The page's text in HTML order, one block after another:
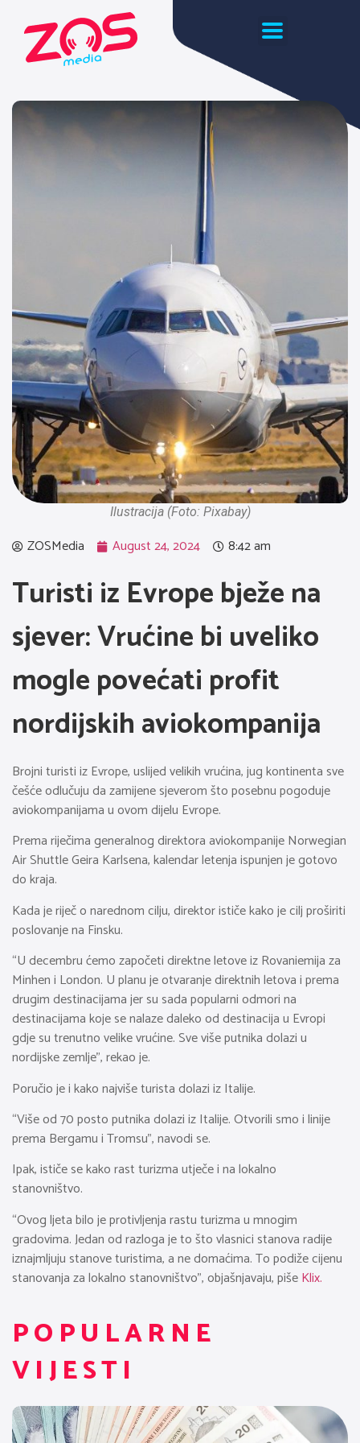
Ilustracija (Foto: Pixabay)
ZOSMedia August 24, 2024 8:42 am
Turisti iz Evrope bježe na
sjever: Vrućine bi uveliko
mogle povećati profit
nordijskih aviokompanija
Brojni turisti iz Evrope, uslijed velikih vrućina, jug kontinenta sve
češće odlučuju da zamijene sjeverom što posebnu pogoduje
aviokompanijama u ovom dijelu Evrope.
Prema riječima generalnog direktora aviokompanije Norwegian
Air Shuttle Geira Karlsena, kalendar letenja ispunjen je gotovo
do kraja.
Kada je riječ o narednom cilju, direktor ističe kako je cilj proširiti
poslovanje na Finsku.
“U decembru ćemo započeti direktne letove iz Rovaniemija za
Minhen i London. U planu je otvaranje direktnih letova i prema
drugim destinacijama jer su sada popularni odmori na
destinacijama koje se nalaze daleko od destinacija u Evropi
gdje su trenutno velike vrućine. Sve više putnika dolazi u
nordijske zemlje”, rekao je.
Poručio je i kako najviše turista dolazi iz Italije.
“Više od 70 posto putnika dolazi iz Italije. Otvorili smo i linije
prema Bergamu i Tromsu”, navodi se.
Ipak, ističe se kako rast turizma utječe i na lokalno
stanovništvo.
“Ovog ljeta bilo je protivljenja rastu turizma u mnogim
gradovima. Jedan od razloga je to što vlasnici stanova radije
iznajmljuju stanove turistima, a ne domaćima. To podiže cijenu
stanovanja za lokalno stanovništvo”, objašnjavaju, pišeKlix.
POPULARNE
VIJESTI